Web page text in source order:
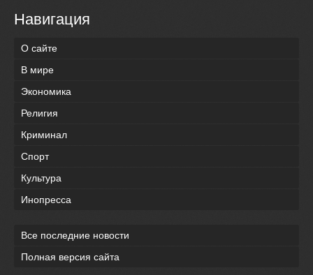
Навигация
О сайте
В мире
Экономика
Религия
Криминал
Спорт
Культура
Инопресса
Все последние новости
Полная версия сайта